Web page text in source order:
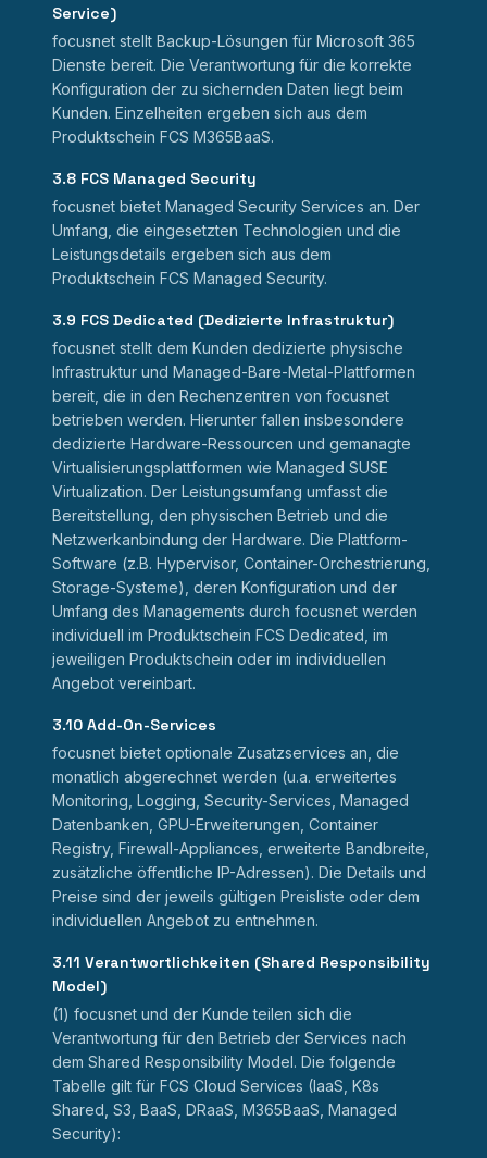
Service)
focusnet stellt Backup-Lösungen für Microsoft 365
Dienste bereit. Die Verantwortung für die korrekte
Konfiguration der zu sichernden Daten liegt beim
Kunden. Einzelheiten ergeben sich aus dem
Produktschein FCS M365BaaS.
3.8 FCS Managed Security
focusnet bietet Managed Security Services an. Der
Umfang, die eingesetzten Technologien und die
Leistungsdetails ergeben sich aus dem
Produktschein FCS Managed Security.
3.9 FCS Dedicated (Dedizierte Infrastruktur)
focusnet stellt dem Kunden dedizierte physische
Infrastruktur und Managed-Bare-Metal-Plattformen
bereit, die in den Rechenzentren von focusnet
betrieben werden. Hierunter fallen insbesondere
dedizierte Hardware-Ressourcen und gemanagte
Virtualisierungsplattformen wie Managed SUSE
Virtualization. Der Leistungsumfang umfasst die
Bereitstellung, den physischen Betrieb und die
Netzwerkanbindung der Hardware. Die Plattform-
Software (z.B. Hypervisor, Container-Orchestrierung,
Storage-Systeme), deren Konfiguration und der
Umfang des Managements durch focusnet werden
individuell im Produktschein FCS Dedicated, im
jeweiligen Produktschein oder im individuellen
Angebot vereinbart.
3.10 Add-On-Services
focusnet bietet optionale Zusatzservices an, die
monatlich abgerechnet werden (u.a. erweitertes
Monitoring, Logging, Security-Services, Managed
Datenbanken, GPU-Erweiterungen, Container
Registry, Firewall-Appliances, erweiterte Bandbreite,
zusätzliche öffentliche IP-Adressen). Die Details und
Preise sind der jeweils gültigen Preisliste oder dem
individuellen Angebot zu entnehmen.
3.11 Verantwortlichkeiten (Shared Responsibility
Model)
(1) focusnet und der Kunde teilen sich die
Verantwortung für den Betrieb der Services nach
dem Shared Responsibility Model. Die folgende
Tabelle gilt für FCS Cloud Services (IaaS, K8s
Shared, S3, BaaS, DRaaS, M365BaaS, Managed
Security):